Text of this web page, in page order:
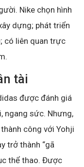
Nike chọn hình
dựng; phát triển
có liên quan trực
tài
được đánh giá
ngang sức. Nhưng,
công với Yohji
trở thành “gã
thể thao. Được